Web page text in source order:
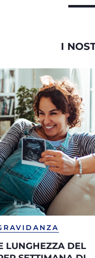
I
LUNGHEZZA DEL